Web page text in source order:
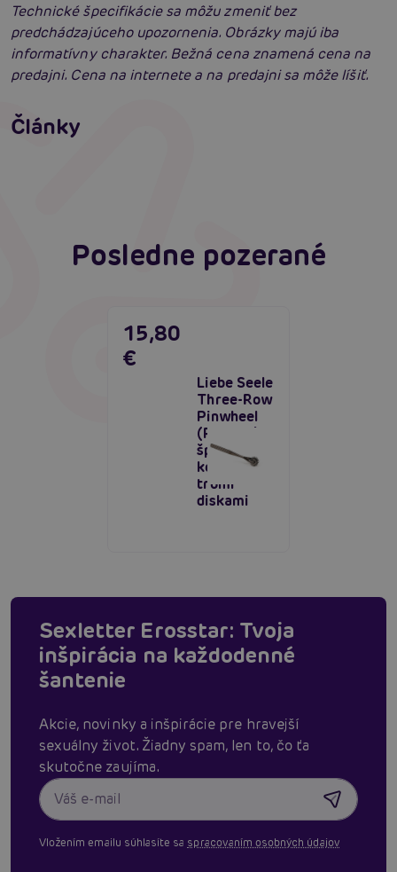
Technické špecifikácie sa môžu zmeniť bez
predchádzajúceho upozornenia. Obrázky majú iba
informatívny charakter. Bežná cena znamená cena na
predajni. Cena na internete a na predajni sa môže líšiť.
Články
dospelých
Čítať viacej
Ako na bondage? Zväzovanie tela alebo čo je
bondáž
Posledne pozerané
Liebe Seele
Three-Row
Pinwheel
(Pewter),
špicaté
koliesko s
tromi
diskami
15,80
€
Sexletter Erosstar: Tvoja
inšpirácia na každodenné
šantenie
Akcie, novinky a inšpirácie pre hravejší
sexuálny život. Žiadny spam, len to, čo ťa
skutočne zaujíma.
Vložením emailu súhlasíte sa spracovaním osobných údajov